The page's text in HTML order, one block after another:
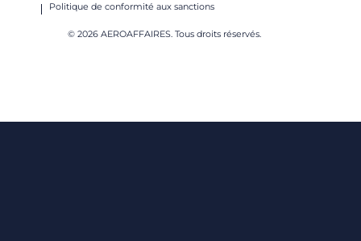
Politique de conformité aux sanctions
© 2026 AEROAFFAIRES. Tous droits réservés.